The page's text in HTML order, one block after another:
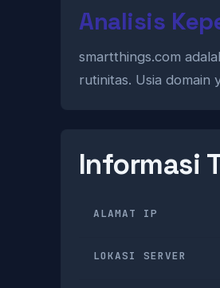
Analisis
smartthings.com
rutinitas. Usia
Informasi
ALAMAT IP
LOKASI SERVER